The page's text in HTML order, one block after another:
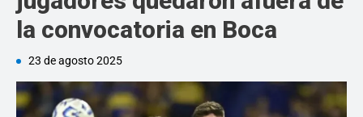
la convocatoria en Boca
23 de agosto 2025